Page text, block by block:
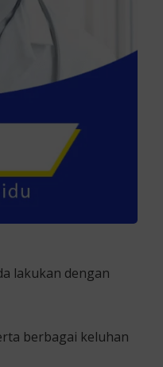
lakukan dengan
berbagai keluhan